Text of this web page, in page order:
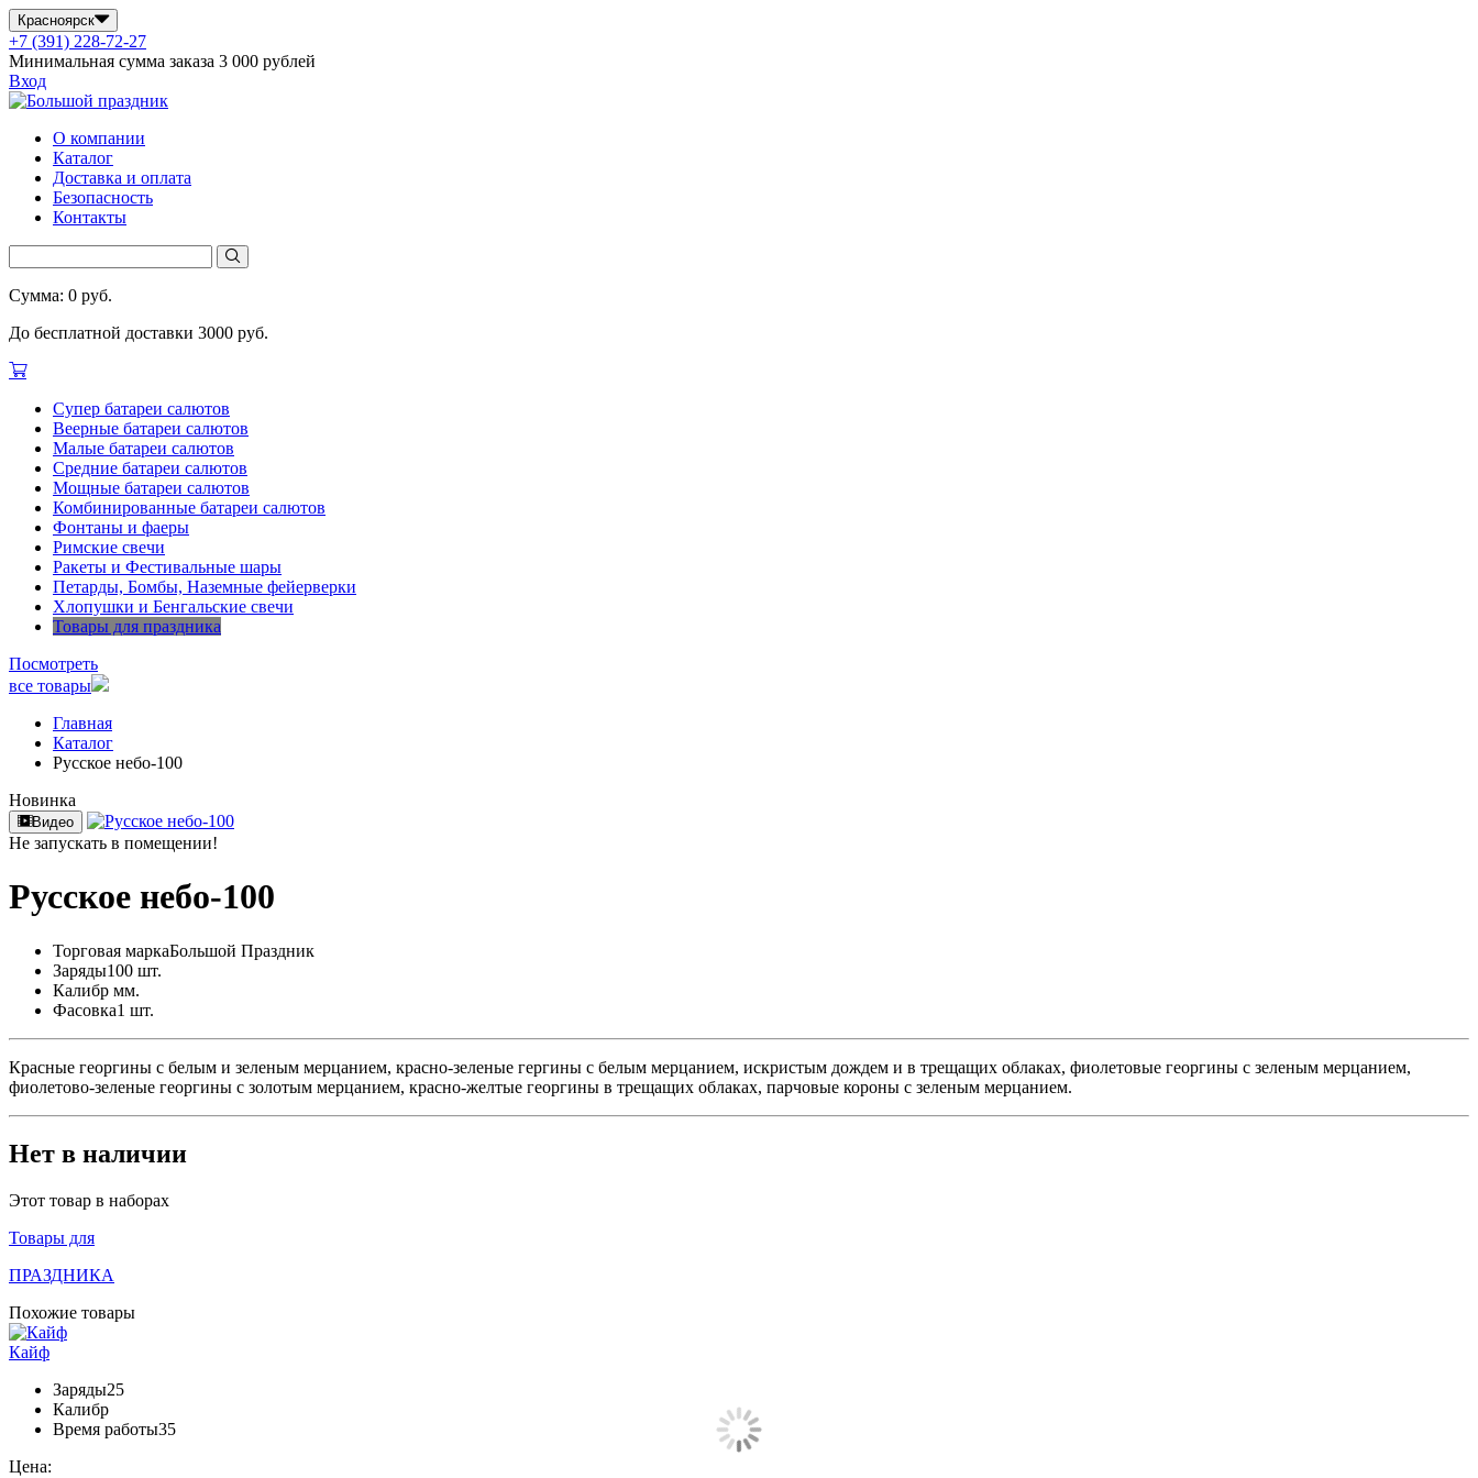
Красноярск
+7 (391) 228-72-27
Минимальная сумма заказа 3 000 рублей
Вход
О компании
Каталог
Доставка и оплата
Безопасность
Контакты
Сумма: 0 руб.
До бесплатной доставки 3000 руб.
Супер батареи салютов
Веерные батареи салютов
Малые батареи салютов
Средние батареи салютов
Мощные батареи салютов
Комбинированные батареи салютов
Фонтаны и фаеры
Римские свечи
Ракеты и Фестивальные шары
Петарды, Бомбы, Наземные фейерверки
Хлопушки и Бенгальские свечи
Товары для праздника
Посмотреть
все товары
Главная
Каталог
Русское небо-100
Новинка
Видео
Не запускать в помещении!
Русское небо-100
Торговая маркаБольшой Праздник
Заряды100 шт.
Калибр мм.
Фасовка1 шт.
Красные георгины с белым и зеленым мерцанием, красно-зеленые гергины с белым мерцанием, искристым дождем и в трещащих облаках, фиолетовые георгины с зеленым мерцанием,
фиолетово-зеленые георгины с золотым мерцанием, красно-желтые георгины в трещащих облаках, парчовые короны с зеленым мерцанием.
Нет в наличии
Этот товар в наборах
Товары для
ПРАЗДНИКА
Похожие товары
Кайф
Заряды25
Калибр
Время работы35
Цена: